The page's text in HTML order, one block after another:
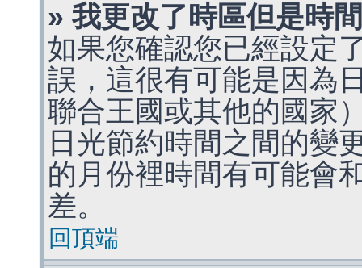
» 我更改了時區但是時
如果您確認您已經設定
誤，這很有可能是因為
聯合王國或其他的國家
日光節約時間之間的變
的月份裡時間有可能會
差。
回頂端